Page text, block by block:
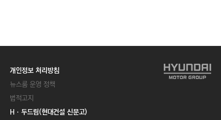
개인정보 처리방침
뉴스룸 운영 정책
법적고지
Hㆍ두드림(현대건설 신문고)